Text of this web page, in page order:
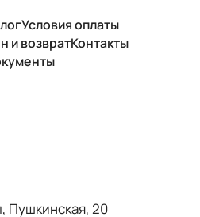
Условия оплаты
и возвратКонтакты
Пушкинская, 20